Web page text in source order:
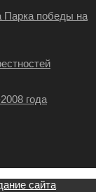
Парка победы на
года
сайта